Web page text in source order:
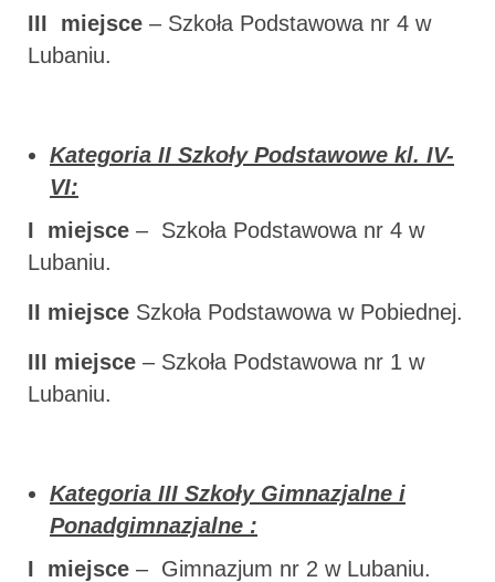
III miejsce – Szkoła Podstawowa nr 4 w
Lubaniu.
Kategoria II Szkoły Podstawowe kl. IV-
VI:
I miejsce – Szkoła Podstawowa nr 4 w
Lubaniu.
II miejsce Szkoła Podstawowa w Pobiednej.
III miejsce – Szkoła Podstawowa nr 1 w
Lubaniu.
Kategoria III Szkoły Gimnazjalne i
Ponadgimnazjalne :
I miejsce – Gimnazjum nr 2 w Lubaniu.